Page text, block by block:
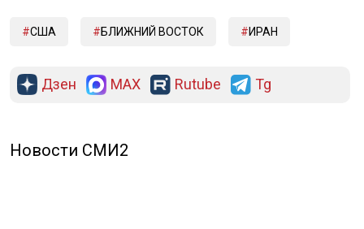
США БЛИЖНИЙ ВОСТОК ИРАН
Дзен MAX Rutube Tg
Новости СМИ2